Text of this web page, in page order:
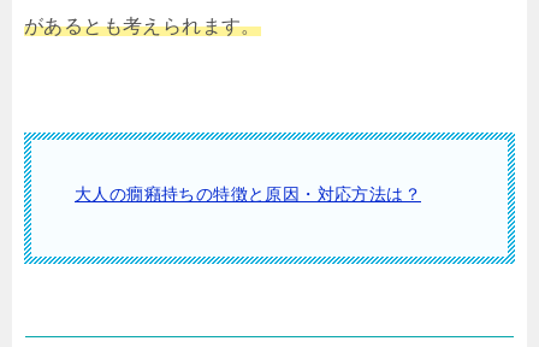
があるとも考えられます。
大人の癇癪持ちの特徴と原因・対応方法は？